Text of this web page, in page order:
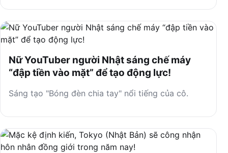
Nữ YouTuber người Nhật sáng chế máy
“đập tiền vào mặt” để tạo động lực!
Sáng tạo "Bóng đèn chia tay" nổi tiếng của cô.